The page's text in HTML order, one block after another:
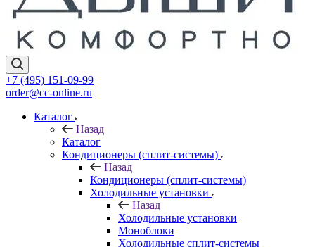
+7 (495) 151-09-99
order@cc-online.ru
Каталог
Назад
Каталог
Кондиционеры (сплит-системы)
Назад
Кондиционеры (сплит-системы)
Холодильные установки
Назад
Холодильные установки
Моноблоки
Холодильные сплит-системы